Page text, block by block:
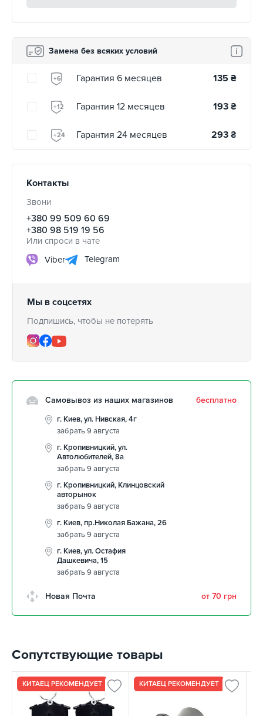
Замена без всяких условий
+6 Гарантия 6 месяцев 135 ₴
+12 Гарантия 12 месяцев 193 ₴
+24 Гарантия 24 месяцев 293 ₴
Контакты
Звони
+380 99 509 60 69
+380 98 519 19 56
Или спроси в чате
Viber
Telegram
Мы в соцсетях
Подпишись, чтобы не потерять
Самовывоз из наших магазинов бесплатно
г. Киев, ул. Нивская, 4г
забрать 9 августа
г. Кропивницкий, ул.
Автолюбителей, 8а
забрать 9 августа
г. Кропивницкий, Клинцовский
авторынок
забрать 9 августа
г. Киев, пр.Николая Бажана, 26
забрать 9 августа
г. Киев, ул. Остафия
Дашкевича, 15
забрать 9 августа
Новая Почта от 70 грн
Сопутствующие товары
КИТАЕЦ РЕКОМЕНДУЕТ КИТАЕЦ РЕКОМЕНДУЕТ